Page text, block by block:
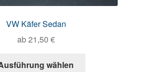
VW Käfer Sedan
ab21,50 €
wählen